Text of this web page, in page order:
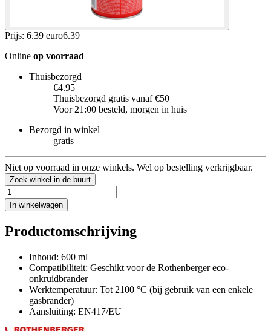
Prijs: 6.39 euro6.39
Online op voorraad
Thuisbezorgd
€4.95
Thuisbezorgd gratis vanaf €50
Voor 21:00 besteld, morgen in huis
Bezorgd in winkel
gratis
Niet op voorraad in onze winkels. Wel op bestelling verkrijgbaar.
Zoek winkel in de buurt
In winkelwagen
Productomschrijving
Inhoud: 600 ml
Compatibiliteit: Geschikt voor de Rothenberger eco-
onkruidbrander
Werktemperatuur: Tot 2100 °C (bij gebruik van een enkele
gasbrander)
Aansluiting: EN417/EU